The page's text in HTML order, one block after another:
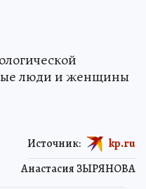
люди и женщины
Анастасия ЗЫРЯНОВА
Источник: kp.ru